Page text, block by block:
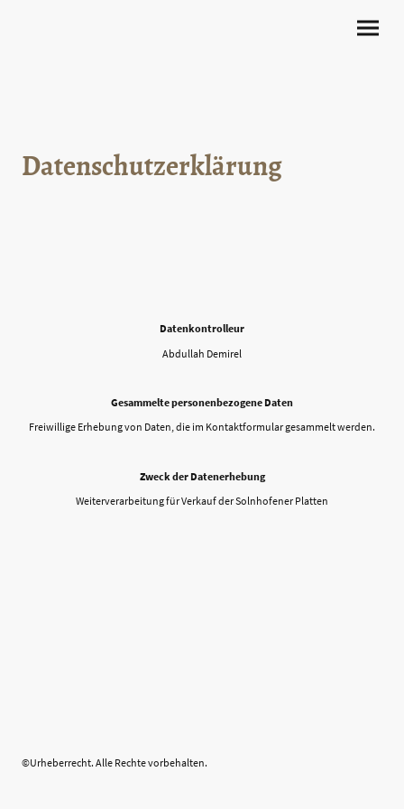
Datenschutzerklärung
Datenkontrolleur
Abdullah Demirel
Gesammelte personenbezogene Daten
Freiwillige Erhebung von Daten, die im Kontaktformular gesammelt werden.
Zweck der Datenerhebung
Weiterverarbeitung für Verkauf der Solnhofener Platten
©Urheberrecht. Alle Rechte vorbehalten.